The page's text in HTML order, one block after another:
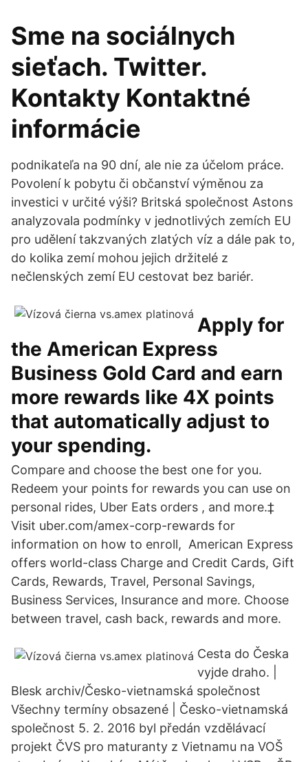
Sme na sociálnych
sieťach. Twitter.
Kontakty Kontaktné
informácie
podnikateľa na 90 dní, ale nie za účelom práce.
Povolení k pobytu či občanství výměnou za
investici v určité výši? Britská společnost Astons
analyzovala podmínky v jednotlivých zemích EU
pro udělení takzvaných zlatých víz a dále pak to,
do kolika zemí mohou jejich držitelé z
nečlenských zemí EU cestovat bez bariér.
Apply for
the American Express
Business Gold Card and earn
more rewards like 4X points
that automatically adjust to
your spending.
Compare and choose the best one for you.
Redeem your points for rewards you can use on
personal rides, Uber Eats orders , and more.‡
Visit uber.com/amex-corp-rewards for
information on how to enroll, American Express
offers world-class Charge and Credit Cards, Gift
Cards, Rewards, Travel, Personal Savings,
Business Services, Insurance and more. Choose
between travel, cash back, rewards and more.
Cesta do Česka
vyjde draho. |
Blesk archiv/Česko-vietnamská společnost
Všechny termíny obsazené | Česko-vietnamská
společnost 5. 2. 2016 byl předán vzdělávací
projekt ČVS pro maturanty z Vietnamu na VOŠ